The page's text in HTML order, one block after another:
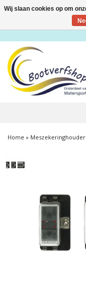
Toggle
Home »
Wij slaan cookies op om